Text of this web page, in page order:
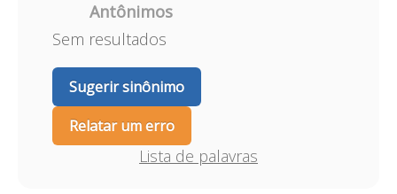
Antônimos
Sem resultados
Sugerir sinônimo
Relatar um erro
Lista de palavras